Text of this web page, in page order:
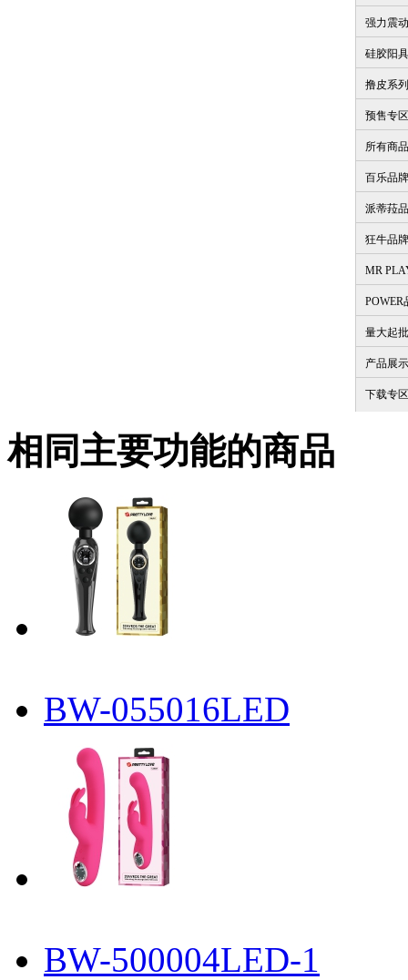
强力震动
硅胶阳具
撸皮系列
预售专区
所有商品
百乐品牌
派蒂菈
狂牛品牌
MR
POWER
量大起批
产品展
下载专区
相同主要功能的商品
BW-055016LED
BW-500004LED-1